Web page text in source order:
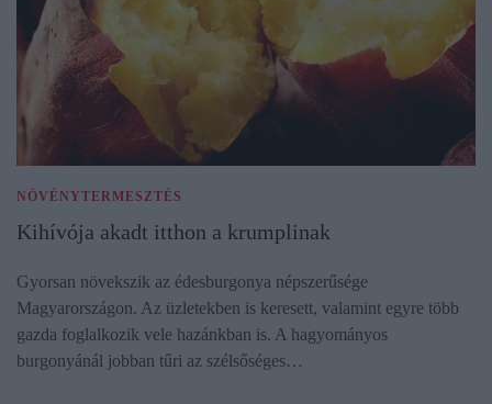
NÖVÉNYTERMESZTÉS
Kihívója akadt itthon a krumplinak
Gyorsan növekszik az édesburgonya népszerűsége
Magyarországon. Az üzletekben is keresett, valamint egyre több
gazda foglalkozik vele hazánkban is. A hagyományos
burgonyánál jobban tűri az szélsőséges…